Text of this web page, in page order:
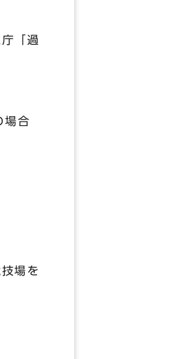
「過
場合
場を